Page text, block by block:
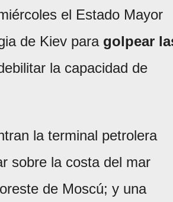
el Estado Mayor
de Kiev para golpear
la capacidad de
la terminal petrolera
sobre la costa del mar
de Moscú; y una